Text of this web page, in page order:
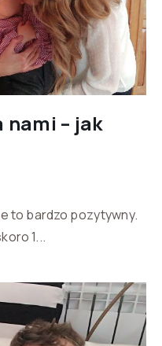
nami – jak
to bardzo pozytywny.
1...